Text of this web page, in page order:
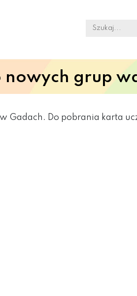
nowych grup
Gadach. Do pobrania karta